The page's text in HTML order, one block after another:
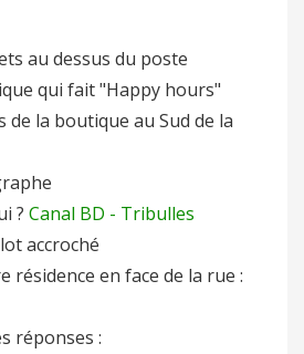
au dessus du poste
qui fait "Happy hours"
de la boutique au Sud de la
? Canal BD - Tribulles
accroché
résidence en face de la rue :
réponses :